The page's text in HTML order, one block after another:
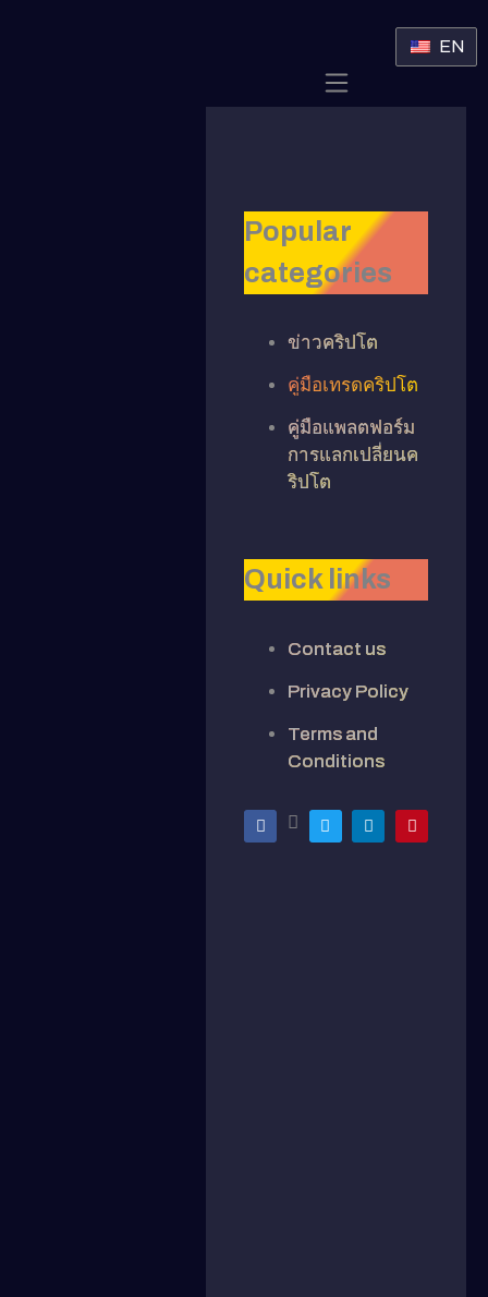
EN
Popular
categories
ข่าวคริปโต
คู่มือเทรดคริปโต
คู่มือแพลตฟอร์ม
การแลกเปลี่ยนค
ริปโต
Quick links
Contact us
Privacy Policy
Terms and
Conditions